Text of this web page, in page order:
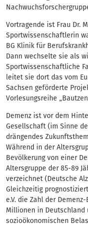
Vortragende ist Frau Dr.
Sportwissenschaftlerin
BG Klinik für
Dann wechselte sie als
Sportwissenschaftliche
leitet sie dort das vom
Sachsen geförderte
Vorlesungsreihe
Demenz ist vor dem
Gesellschaft (im Sinne
drängendes
Während in der
Bevölkerung von einer
Altersgruppe der 85-89
verzeichnet (Deutsche
Gleichzeitig
e.V. die Zahl der
Millionen in
sozioökonomischen